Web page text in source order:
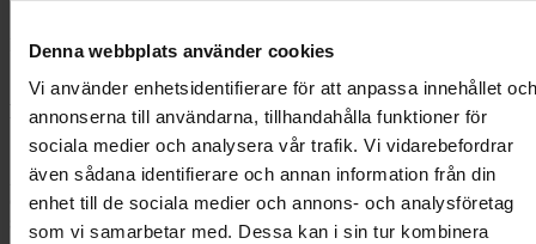
Denna webbplats använder cookies
Vi använder enhetsidentifierare för att anpassa innehållet och
annonserna till användarna, tillhandahålla funktioner för
sociala medier och analysera vår trafik. Vi vidarebefordrar
även sådana identifierare och annan information från din
enhet till de sociala medier och annons- och analysföretag
som vi samarbetar med. Dessa kan i sin tur kombinera
Beskrivning
Avspärrningsstolpe Royal Rostfritt Blått
band
Avspärrningsstolpe Royal Rostfritt blått band köstolpe är ett enkelt
och snyggt sätt att avgränsa ett område. Finns i flera olika färger på
stolpe och band. Kolla på vår vagn till köstolpar.